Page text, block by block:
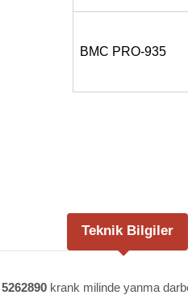
BMC PRO-935
Teknik Bilgiler
krank milinde yanma